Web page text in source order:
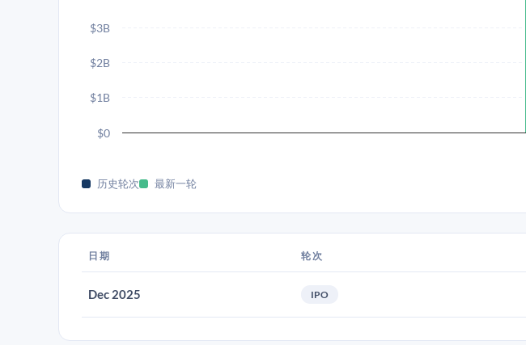
$0
$1B
$2B
$3B
历史轮次 最新一轮
日期 轮次
Dec 2025 IPO